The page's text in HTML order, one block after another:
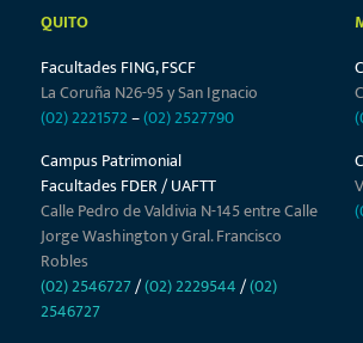
QUITO
Facultades FING, FSCF
La Coruña N26-95 y San Ignacio
(02) 2221572–(02) 2527790
Campus Patrimonial
Facultades FDER / UAFTT
Calle Pedro de Valdivia N-145 entre Calle
Jorge Washington y Gral. Francisco
Robles
(02) 2546727/(02) 2229544/(02)
2546727